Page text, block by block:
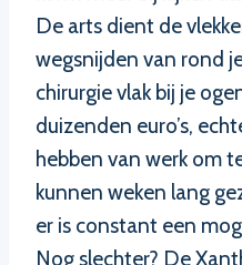
De arts dient de
wegsnijden van rond
chirurgie vlak bij je
duizenden euro’s,
hebben van werk om
kunnen weken lang
er is constant een
Nog slechter? De